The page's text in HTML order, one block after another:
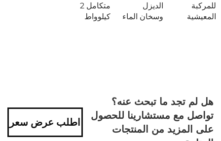
للمركبة
المعيشية
الديزل
وسخان الماء
متكامل 2
كيلوواط
هل لم تجد ما تبحث عنه؟
تواصل مع مستشارينا للحصول
على المزيد من المنتجات
اطلب عرض سعر